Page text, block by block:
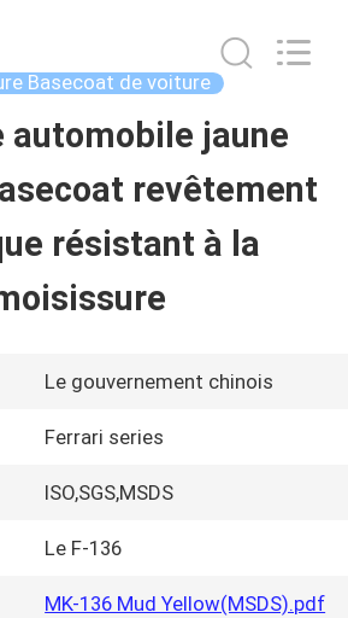
Basecoat de voiture
automobile jaune
revêtement
résistant à la
Le gouvernement chinois
Ferrari series
ISO,SGS,MSDS
Le F-136
MK-136 Mud Yellow(MSDS).pdf